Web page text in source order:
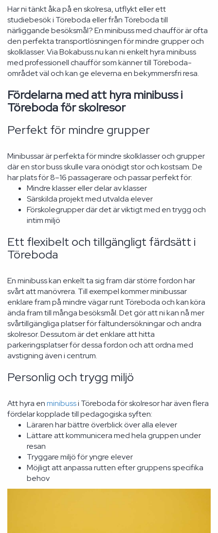
Har ni tänkt åka på en skolresa, utflykt eller ett
studiebesök i Töreboda eller från Töreboda till
närliggande besöksmål? En minibuss med chaufför är ofta
den perfekta transportlösningen för mindre grupper och
skolklasser. Via Bokabuss.nu kan ni enkelt hyra minibuss
med professionell chaufför som känner till Töreboda-
området väl och kan ge eleverna en bekymmersfri resa.
Fördelarna med att hyra minibuss i
Töreboda för skolresor
Perfekt för mindre grupper
Minibussar är perfekta för mindre skolklasser och grupper
där en stor buss skulle vara onödigt stor och kostsam. De
har plats för 8–16 passagerare och passar perfekt för:
Mindre klasser eller delar av klasser
Särskilda projekt med utvalda elever
Förskolegrupper där det är viktigt med en trygg och
intim miljö
Ett flexibelt och tillgängligt färdsätt i
Töreboda
En minibuss kan enkelt ta sig fram där större fordon har
svårt att manövrera. Till exempel kommer minibussar
enklare fram på mindre vägar runt Töreboda och kan köra
ända fram till många besöksmål. Det gör att ni kan nå mer
svårtillgängliga platser för fältundersökningar och andra
skolresor. Dessutom är det enklare att hitta
parkeringsplatser för dessa fordon och att ordna med
avstigning även i centrum.
Personlig och trygg miljö
Att hyra enminibussi Töreboda för skolresor har även flera
fördelar kopplade till pedagogiska syften:
Läraren har bättre överblick över alla elever
Lättare att kommunicera med hela gruppen under
resan
Tryggare miljö för yngre elever
Möjligt att anpassa rutten efter gruppens specifika
behov